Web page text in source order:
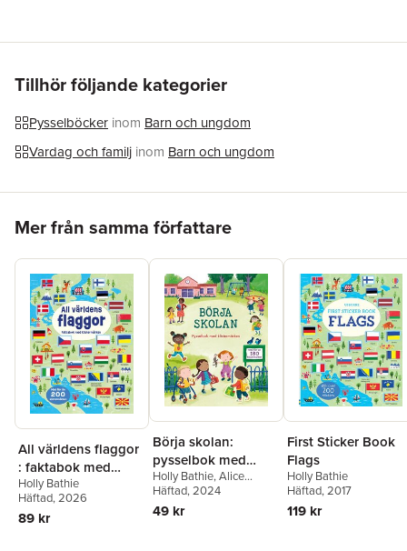
Illustratör
Joanne Partis
Tillhör följande kategorier
Pysselböcker inom Barn och ungdom
Vardag och familj inom Barn och ungdom
Mer från samma författare
All världens flaggor
: faktabok med
klistermärken
Holly Bathie
Häftad, 2026
89 kr
Börja skolan:
pysselbok med
klistermärken
Holly Bathie,Alice
Beecham
Häftad, 2024
49 kr
First Sticker Book
Flags
Holly Bathie
Häftad, 2017
119 kr